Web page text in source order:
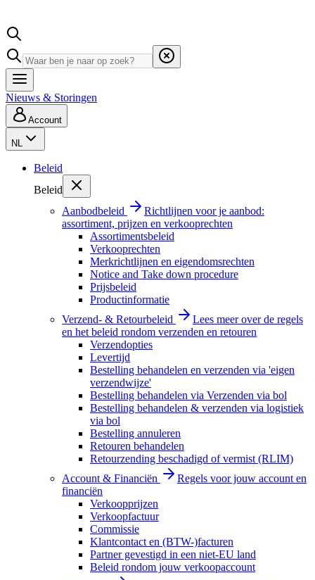
Nieuws & Storingen
Account
NL
Beleid
Beleid
Aanbodbeleid
Richtlijnen voor je aanbod:
assortiment, prijzen en verkooprechten
Assortimentsbeleid
Verkooprechten
Merkrichtlijnen en eigendomsrechten
Notice and Take down procedure
Prijsbeleid
Productinformatie
Verzend- & Retourbeleid
Lees meer over de regels
en het beleid rondom verzenden en retouren
Verzendopties
Levertijd
Bestelling behandelen en verzenden via 'eigen
verzendwijze'
Bestelling behandelen via Verzenden via bol
Bestelling behandelen & verzenden via logistiek
via bol
Bestelling annuleren
Retouren behandelen
Retourzending beschadigd of vermist (RLIM)
Account & Financiën
Regels voor jouw account en
financiën
Verkoopprijzen
Verkoopfactuur
Commissie
Klantcontact en (BTW-)facturen
Partner gevestigd in een niet-EU land
Beleid rondom jouw verkoopaccount